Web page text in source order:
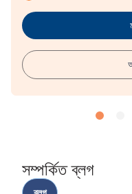
সম্পর্কিত ব্লগ